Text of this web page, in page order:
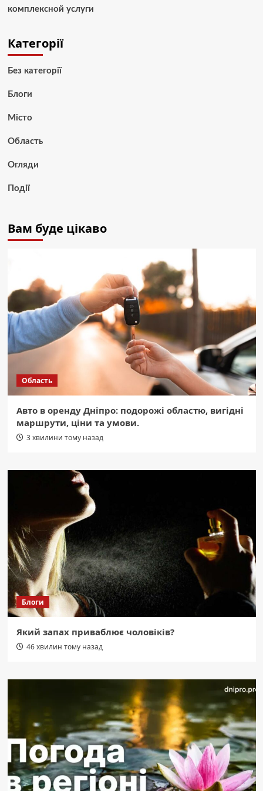
комплексной услуги
Категорії
Без категорії
Блоги
Місто
Область
Огляди
Події
Вам буде цікаво
Область
Авто в оренду Дніпро: подорожі областю, вигідні
маршрути, ціни та умови.
3 хвилини тому назад
Блоги
Який запах приваблює чоловіків?
46 хвилин тому назад